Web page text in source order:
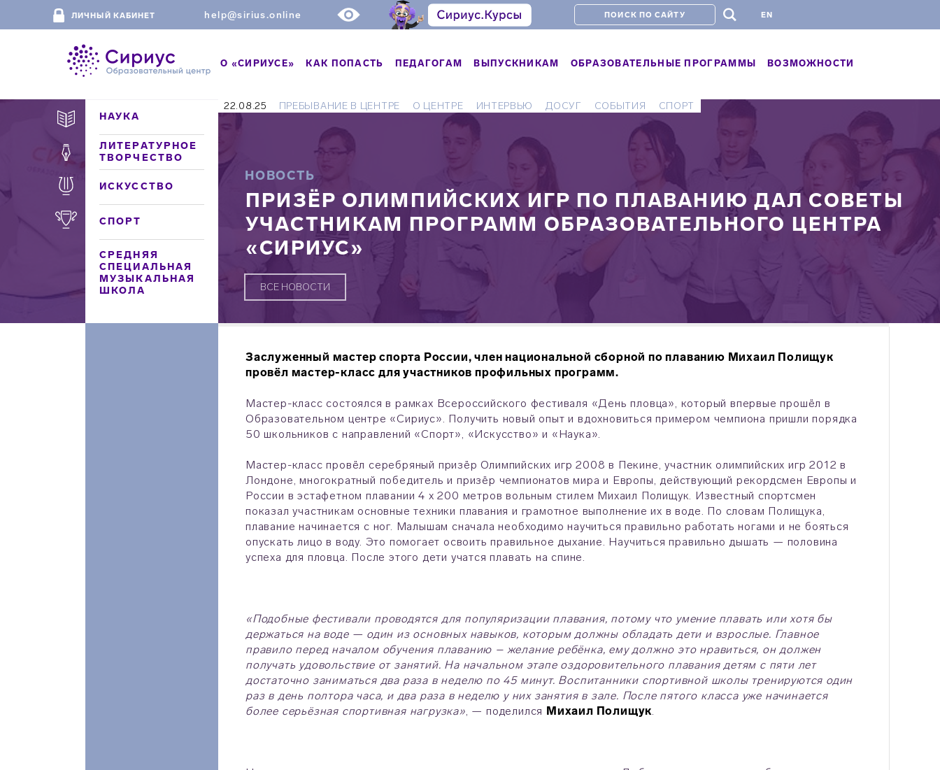
ЛИЧНЫЙ КАБИНЕТ help@sirius.online # EN
О «СИРИУСЕ» КАК ПОПАСТЬ ПЕДАГОГАМ ВЫПУСКНИКАМ ОБРАЗОВАТЕЛЬНЫЕ ПРОГРАММЫ ВОЗМОЖНОСТИ
НАУКА
ЛИТЕРАТУРНОЕ
ТВОРЧЕСТВО
ИСКУССТВО
СПОРТ
СРЕДНЯЯ
СПЕЦИАЛЬНАЯ
МУЗЫКАЛЬНАЯ
ШКОЛА
22.08.25 ПРЕБЫВАНИЕ В ЦЕНТРЕ О ЦЕНТРЕ ИНТЕРВЬЮ ДОСУГ СОБЫТИЯ СПОРТ
НОВОСТЬ
ПРИЗЁР ОЛИМПИЙСКИХ ИГР ПО ПЛАВАНИЮ ДАЛ СОВЕТЫ
УЧАСТНИКАМ ПРОГРАММ ОБРАЗОВАТЕЛЬНОГО ЦЕНТРА
«СИРИУС»
ВСЕ НОВОСТИ
Заслуженный мастер спорта России, член национальной сборной по плаванию Михаил Полищук
провёл мастер-классдля участников профильных программ.
Мастер-класс состоялся в рамках Всероссийского фестиваля «День пловца», который впервые прошёл в
Образовательном центре «Сириус». Получить новый опыт и вдохновиться примером чемпиона пришли порядка
50 школьников с направлений «Спорт», «Искусство» и «Наука».
Мастер-класс провёл серебряный призёр Олимпийских игр 2008 в Пекине, участник олимпийских игр 2012 в
Лондоне, многократный победитель и призёр чемпионатов мира и Европы, действующий рекордсмен Европы и
России в эстафетном плавании 4 х 200 метров вольным стилем Михаил Полищук. Известный спортсмен
показал участникам основные техники плавания и грамотное выполнение их в воде. По словам Полищука,
плавание начинается с ног. Малышам сначала необходимо научиться правильно работать ногами и не бояться
опускать лицо в воду. Это помогает освоить правильное дыхание. Научиться правильно дышать — половина
успеха для пловца. После этого дети учатся плавать на спине.
«Подобные фестивали проводятся для популяризации плавания, потому что умение плавать или хотя бы
держаться на воде — один из основных навыков, которым должны обладать дети и взрослые. Главное
правило перед началом обучения плаванию – желание ребёнка, ему должно это нравиться, он должен
получать удовольствие от занятий. На начальном этапе оздоровительного плавания детям с пяти лет
достаточно заниматься два раза в неделю по 45 минут. Воспитанники спортивной школы тренируются один
раз в день полтора часа, и два раза в неделю у них занятия в зале. После пятого класса уже начинается
более серьёзная спортивная нагрузка», — поделился Михаил Полищук.